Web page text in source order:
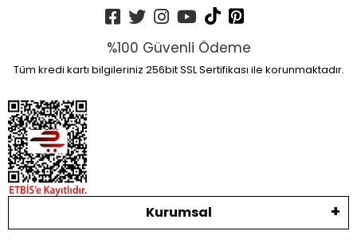
%100 Güvenli Ödeme
Tüm kredi kartı bilgileriniz 256bit SSL Sertifikası ile korunmaktadır.
Kurumsal